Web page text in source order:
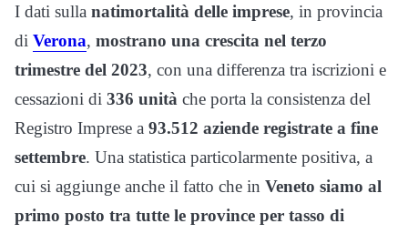
I dati sulla natimortalità delle imprese, in provincia
di Verona, mostrano una crescita nel terzo
trimestre del 2023, con una differenza tra iscrizioni e
cessazioni di 336 unità che porta la consistenza del
Registro Imprese a 93.512 aziende registrate a fine
settembre. Una statistica particolarmente positiva, a
cui si aggiunge anche il fatto che in Veneto siamo al
primo posto tra tutte le province per tasso di